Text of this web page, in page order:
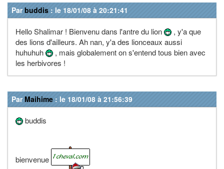
Parbuddis : le 18/01/08 à 20:21:41
Hello Shalimar ! Bienvenu dans l'antre du lion
, y'a que
des lions d'ailleurs. Ah nan, y'a des lionceaux aussi
huhuhuh
, mais globalement on s'entend tous bien avec
les herbivores !
Par Maihime : le 18/01/08 à 21:56:39
buddis
bienvenue